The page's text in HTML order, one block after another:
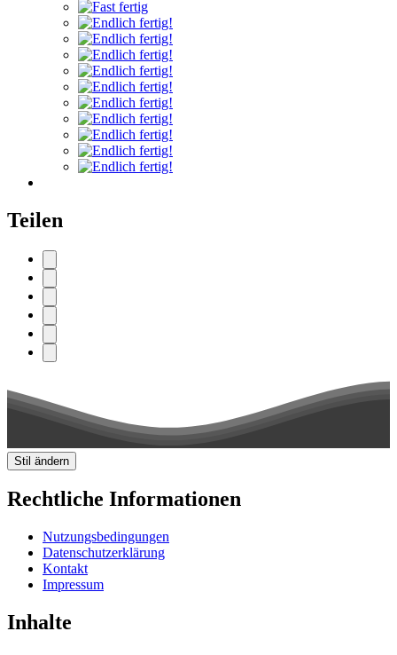
Teilen
Stil ändern
Rechtliche Informationen
Nutzungsbedingungen
Datenschutzerklärung
Kontakt
Impressum
Inhalte